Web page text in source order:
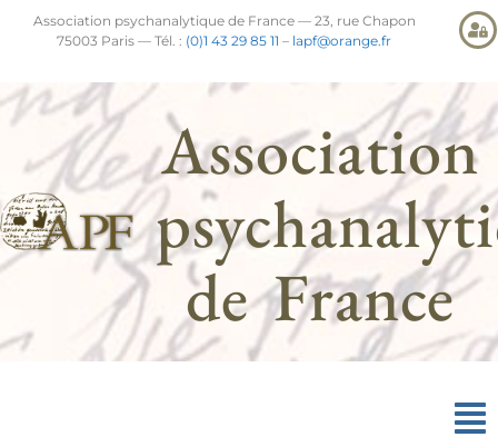
Association psychanalytique de France — 23, rue Chapon
75003 Paris — Tél. : (0)1 43 29 85 11 – lapf@orange.fr
Association
de France